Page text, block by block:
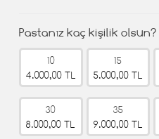
Pastanız kaç kişilik olsun?
10
4.000,00 TL
15
5.000,00 TL
30
8.000,00 TL
35
9.000,00 TL